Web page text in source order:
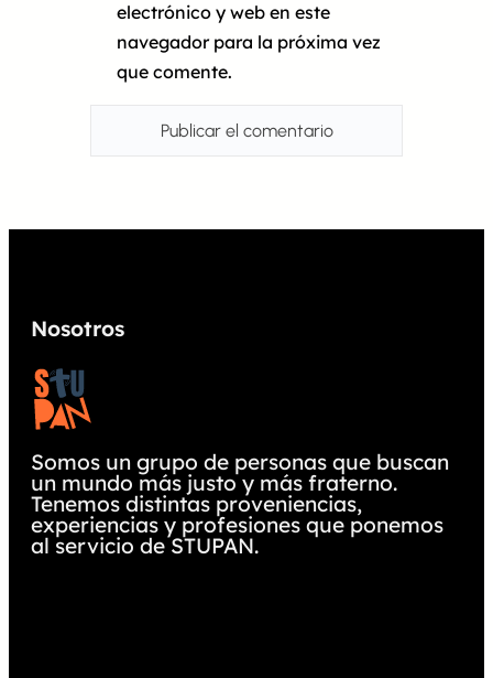
electrónico y web en este
navegador para la próxima vez
que comente.
Nosotros
Somos un grupo de personas que buscan
un mundo más justo y más fraterno.
Tenemos distintas proveniencias,
experiencias y profesiones que ponemos
al servicio de STUPAN.